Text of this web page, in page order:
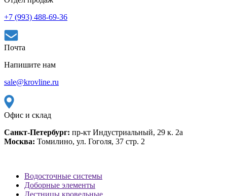
+7 (993) 488-69-36
Почта
Напишите нам
sale@krovline.ru
Офис и склад
Санкт-Петербург: пр-кт Индустриальный, 29 к. 2а
Москва: Томилино, ул. Гоголя, 37 стр. 2
Водосточные системы
Доборные элементы
Лестницы кровельные